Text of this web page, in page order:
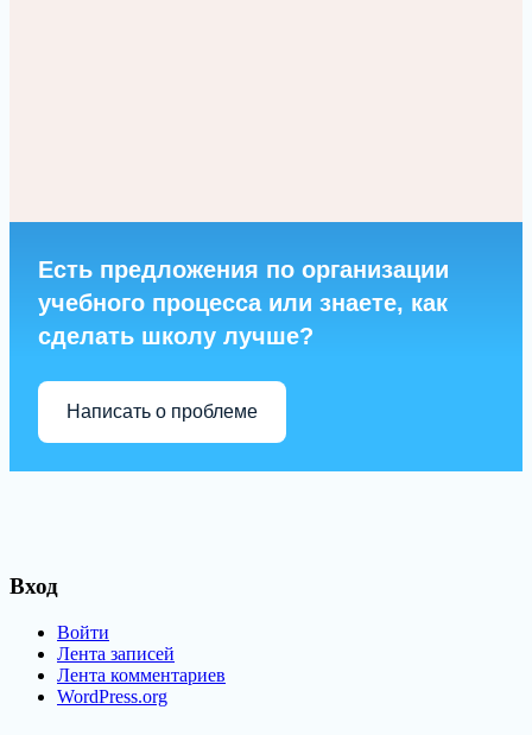
Есть предложения по организации
учебного процесса или знаете, как
сделать школу лучше?
Написать о проблеме
Вход
Войти
Лента записей
Лента комментариев
WordPress.org